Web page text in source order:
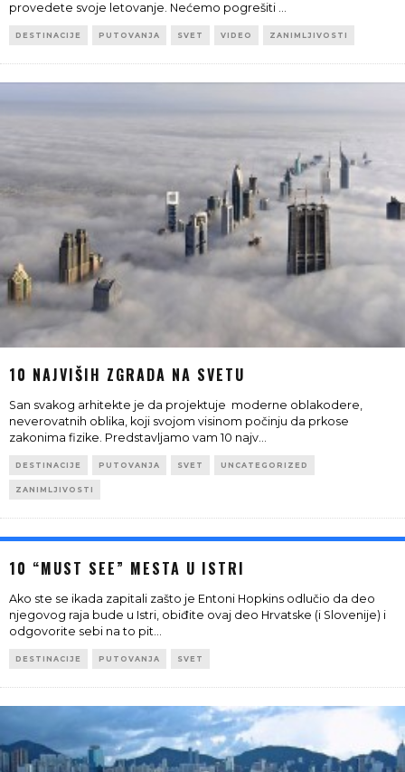
provedete svoje letovanje. Nećemo pogrešiti ...
DESTINACIJE PUTOVANJA SVET VIDEO ZANIMLJIVOSTI
10 NAJVIŠIH ZGRADA NA SVETU
San svakog arhitekte je da projektuje moderne oblakodere,
neverovatnih oblika, koji svojom visinom počinju da prkose
zakonima fizike. Predstavljamo vam 10 najv...
DESTINACIJE PUTOVANJA SVET UNCATEGORIZED
ZANIMLJIVOSTI
10 “MUST SEE” MESTA U ISTRI
Ako ste se ikada zapitali zašto je Entoni Hopkins odlučio da deo
njegovog raja bude u Istri, obiđite ovaj deo Hrvatske (i Slovenije) i
odgovorite sebi na to pit...
DESTINACIJE PUTOVANJA SVET